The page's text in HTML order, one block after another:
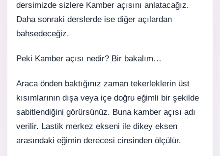
dersimizde sizlere Kamber açısını anlatacağız.
Daha sonraki derslerde ise diğer açılardan
bahsedeceğiz.
Peki Kamber açısı nedir? Bir bakalım…
Araca önden baktığınız zaman tekerleklerin üst
kısımlarının dışa veya içe doğru eğimli bir şekilde
sabitlendiğini görürsünüz. Buna kamber açısı adı
verilir. Lastik merkez ekseni ile dikey eksen
arasındaki eğimin derecesi cinsinden ölçülür.